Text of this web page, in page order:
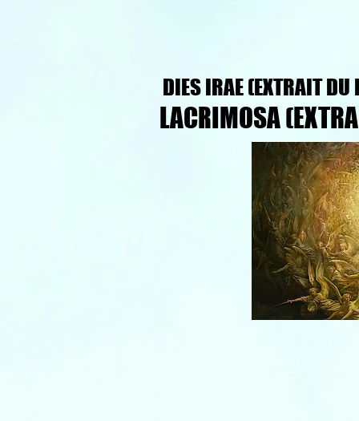
DIES IRAE (EXTRAIT
DIES IRAE (EXTRAIT
LACRIMOSA
LACRIMOSA